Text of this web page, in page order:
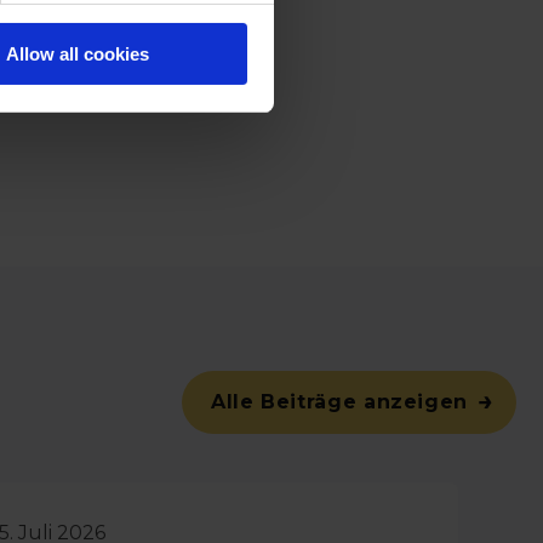
Allow all cookies
End-to-End-TMS,
und -
Treasury-
Alle Beiträge anzeigen
Juli 2026